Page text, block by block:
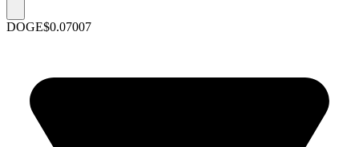
DOGE$0.07007